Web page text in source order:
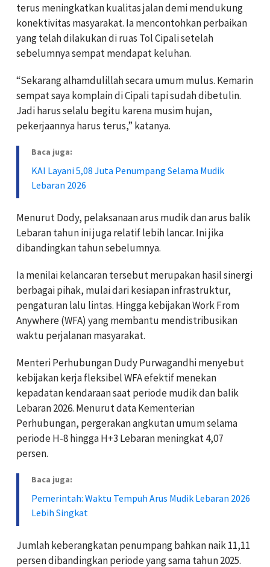
terus meningkatkan kualitas jalan demi mendukung
konektivitas masyarakat. Ia mencontohkan perbaikan
yang telah dilakukan di ruas Tol Cipali setelah
sebelumnya sempat mendapat keluhan.
“Sekarang alhamdulillah secara umum mulus. Kemarin
sempat saya komplain di Cipali tapi sudah dibetulin.
Jadi harus selalu begitu karena musim hujan,
pekerjaannya harus terus,” katanya.
Baca juga:
KAI Layani 5,08 Juta Penumpang Selama Mudik
Lebaran 2026
Menurut Dody, pelaksanaan arus mudik dan arus balik
Lebaran tahun ini juga relatif lebih lancar. Ini jika
dibandingkan tahun sebelumnya.
Ia menilai kelancaran tersebut merupakan hasil sinergi
berbagai pihak, mulai dari kesiapan infrastruktur,
pengaturan lalu lintas. Hingga kebijakan Work From
Anywhere (WFA) yang membantu mendistribusikan
waktu perjalanan masyarakat.
Menteri Perhubungan Dudy Purwagandhi menyebut
kebijakan kerja fleksibel WFA efektif menekan
kepadatan kendaraan saat periode mudik dan balik
Lebaran 2026. Menurut data Kementerian
Perhubungan, pergerakan angkutan umum selama
periode H-8 hingga H+3 Lebaran meningkat 4,07
persen.
Baca juga:
Pemerintah: Waktu Tempuh Arus Mudik Lebaran 2026
Lebih Singkat
Jumlah keberangkatan penumpang bahkan naik 11,11
persen dibandingkan periode yang sama tahun 2025.